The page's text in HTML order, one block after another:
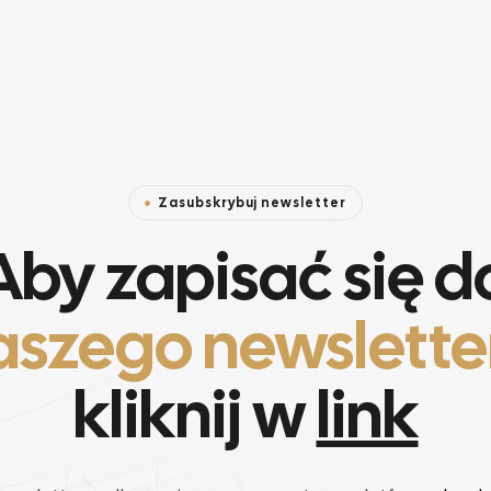
Zasubskrybuj newsletter
zapisać się
kliknij wlink